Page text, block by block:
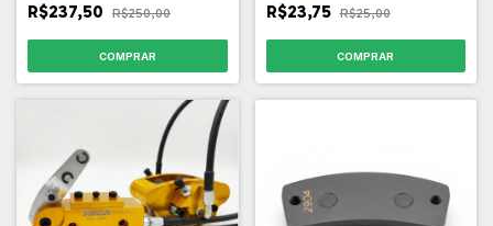
R$237,50 R$250,00 R$23,75 R$25,00